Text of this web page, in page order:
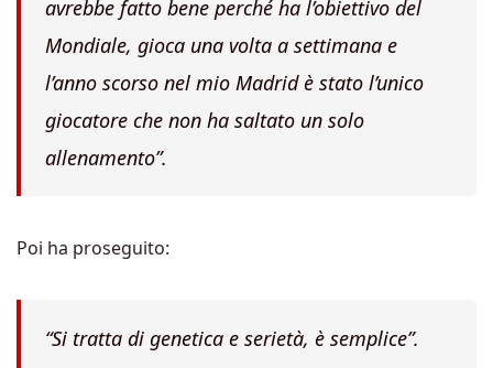
avrebbe fatto bene perché ha l’obiettivo del
Mondiale, gioca una volta a settimana e
l’anno scorso nel mio Madrid è stato l’unico
giocatore che non ha saltato un solo
allenamento”.
Poi ha proseguito:
“Si tratta di genetica e serietà, è semplice”.